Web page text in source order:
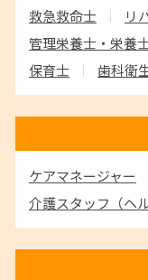
救急救命士
リ
管理栄養士・栄養
保育士
歯科衛
ケアマネージャー
介護スタッフ （ヘ